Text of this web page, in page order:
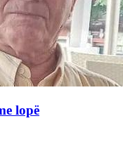
lopë